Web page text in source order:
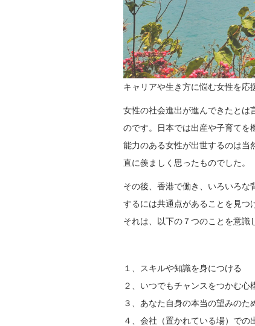
キャリアや生き方に悩む女性を応
女性の社会進出が進んできたとは
のです。日本では出産や子育てを
能力のある女性が出世するのは当
直に羨ましく思ったものでした。
その後、香港で働き、いろいろな
するには共通点があることを見つ
それは、以下の７つのことを意識
１、スキルや知識を身につける
２、いつでもチャンスをつかむ心
３、あなた自身の本当の望みのた
４、会社（置かれている場）での